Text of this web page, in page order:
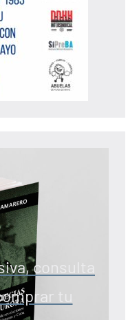
consulta
tu